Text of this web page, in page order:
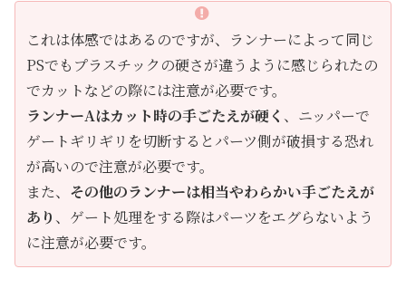
これは体感ではあるのですが、ランナーによって同じ
PSでもプラスチックの硬さが違うように感じられたの
でカットなどの際には注意が必要です。
ランナーAはカット時の手ごたえが硬く 、ニッパーで
ゲートギリギリを切断するとパーツ側が破損する恐れ
が高いので注意が必要です。
また、 その他のランナーは相当やわらかい手ごたえが
あり、ゲート処理をする際はパーツをエグらないよう
に注意が必要です。